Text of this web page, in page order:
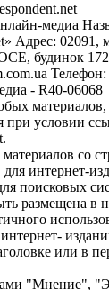
медиа
Адрес: 02091,
будинок 172-
Телефон:
- R40-06068
при условии
со
интернет-
поисковых
размещена в
или в
"Мнение",